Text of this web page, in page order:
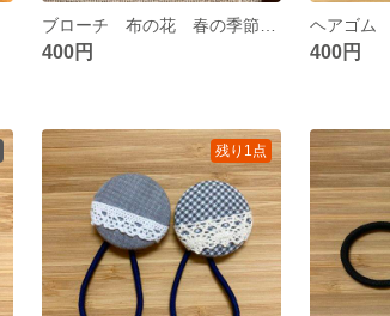
400円 400円
残り1点